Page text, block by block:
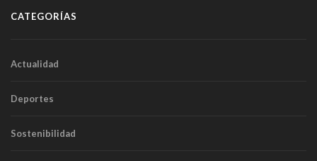
CATEGORÍAS
Actualidad
Deportes
Sostenibilidad